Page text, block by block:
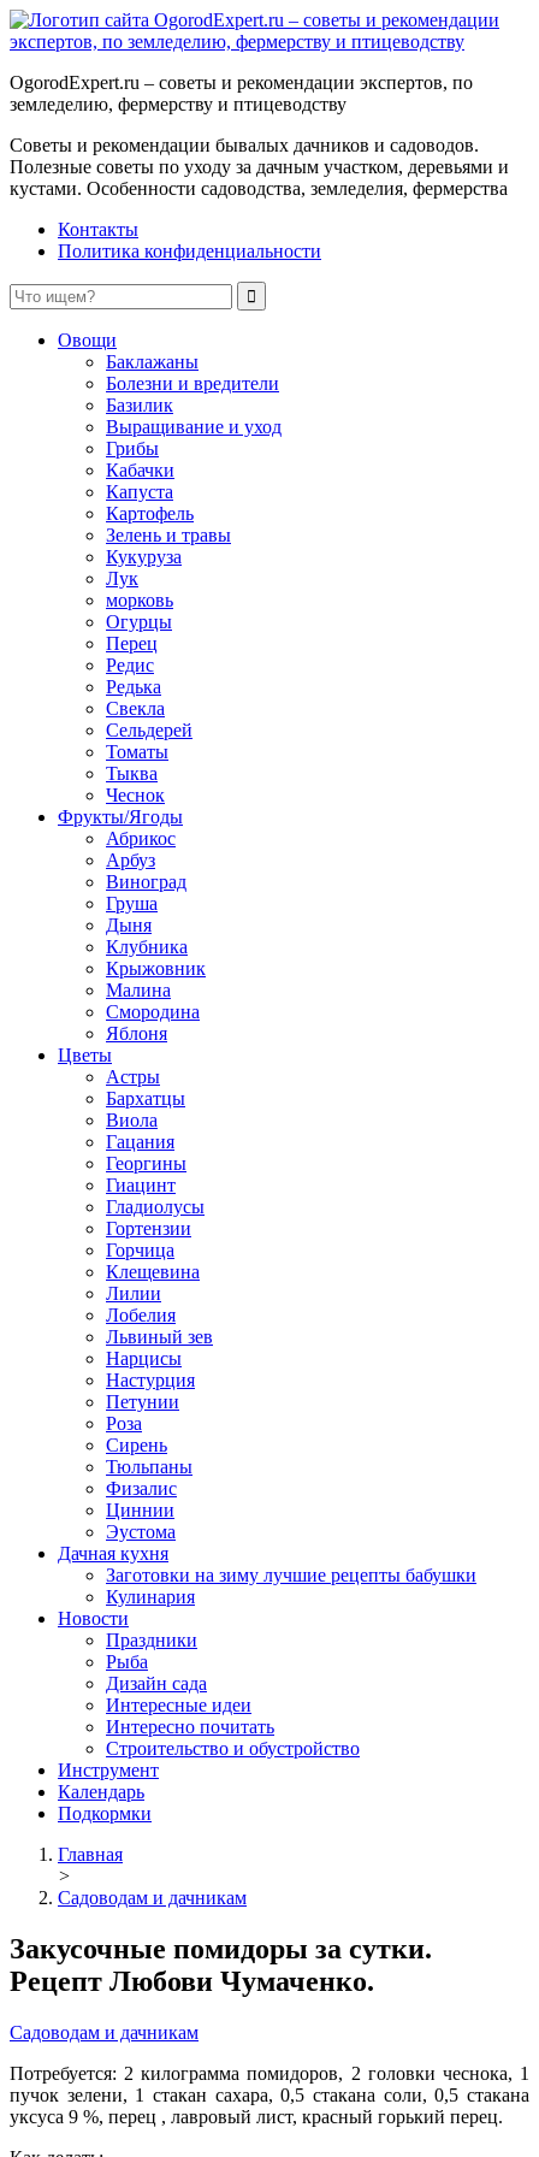
OgorodExpert.ru – cоветы и рекомендации экспертов, по
земледелию, фермерству и птицеводству
Советы и рекомендации бывалых дачников и садоводов.
Полезные советы по уходу за дачным участком, деревьями и
кустами. Особенности садоводства, земледелия, фермерства
Контакты
Политика конфиденциальности
Овощи
Баклажаны
Болезни и вредители
Базилик
Выращивание и уход
Грибы
Кабачки
Капуста
Картофель
Зелень и травы
Кукуруза
Лук
морковь
Огурцы
Перец
Редис
Редька
Свекла
Сельдерей
Томаты
Тыква
Чеснок
Фрукты/Ягоды
Абрикос
Арбуз
Виноград
Груша
Дыня
Клубника
Крыжовник
Малина
Смородина
Яблоня
Цветы
Астры
Бархатцы
Виола
Гацания
Георгины
Гиацинт
Гладиолусы
Гортензии
Горчица
Клещевина
Лилии
Лобелия
Львиный зев
Нарцисы
Настурция
Петунии
Роза
Сирень
Тюльпаны
Физалис
Циннии
Эустома
Дачная кухня
Заготовки на зиму лучшие рецепты бабушки
Кулинария
Новости
Праздники
Рыба
Дизайн сада
Интересные идеи
Интересно почитать
Строительство и обустройство
Инструмент
Календарь
Подкормки
Главная
>
Садоводам и дачникам
Закусочные помидоры за сутки.
Рецепт Любови Чумаченко.
Садоводам и дачникам
Потребуется: 2 килограмма помидоров, 2 головки чеснока, 1
пучок зелени, 1 стакан сахара, 0,5 стакана соли, 0,5 стакана
уксуса 9 %, перец , лавровый лист, красный горький перец.